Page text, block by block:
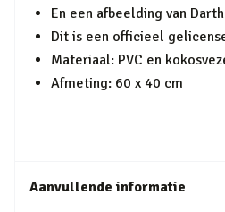
En een afbeelding van
Dit is een officieel
Materiaal: PVC en
Afmeting: 60 x 40 cm
Aanvullende informatie